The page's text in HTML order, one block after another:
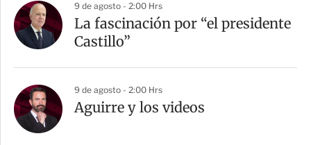
9 de agosto - 2:00 Hrs
La fascinación por “el presidente
Castillo”
9 de agosto - 2:00 Hrs
Aguirre y los videos